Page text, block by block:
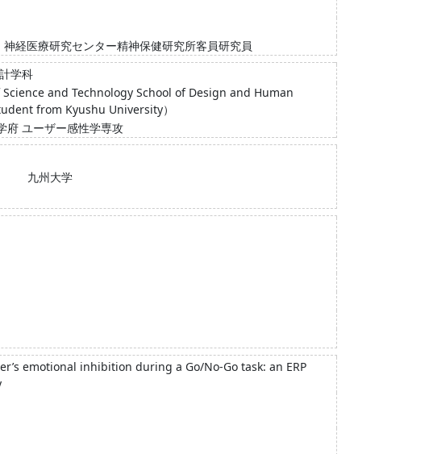
経医療研究センター精神保健研究所客員研究員
学科
and Technology School of Design and Human
from Kyushu University）
府 ユーザー感性学専攻
九州大学
emotional inhibition during a Go/No-Go task: an ERP